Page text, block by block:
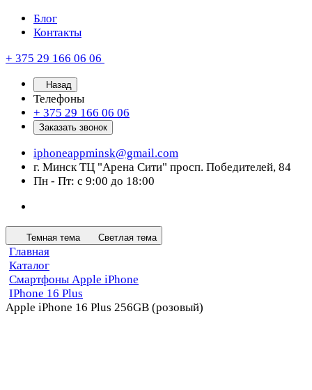
Блог
Контакты
+ 375 29 166 06 06
Назад
Телефоны
+ 375 29 166 06 06
Заказать звонок
iphoneappminsk@gmail.com
г. Минск ТЦ "Арена Сити" просп. Победителей, 84
Пн - Пт: с 9:00 до 18:00
Темная тема Светлая тема
Главная
Каталог
Смартфоны Apple iPhone
IPhone 16 Plus
Apple iPhone 16 Plus 256GB (розовый)